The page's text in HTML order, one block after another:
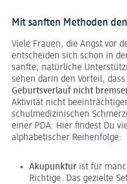
Mit sanften Methoden
Viele Frauen, die Angst vor
entscheiden sich schon in
sanfte, natürliche
sehen darin den Vorteil,
Geburtsverlauf nicht
Aktivität nicht
schulmedizinischen
einer PDA. Hier findest Du
alphabetischer Reihenfolge:
Akupunktur ist für
Richtige. Das gezielte